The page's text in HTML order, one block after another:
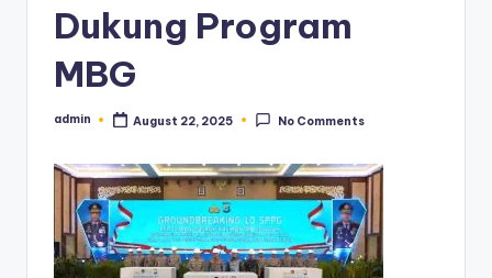
Dukung Program
MBG
Posted
admin August 22, 2025 No Comments